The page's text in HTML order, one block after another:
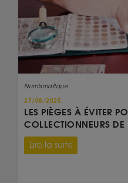
Numismatique
27/08/2025
LES PIÈGES À ÉVITER
COLLECTIONNEURS
Lire la suite